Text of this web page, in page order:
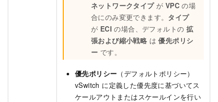
ネットワークタイプが VPC の場
合にのみ変更できます。 タイプ
が ECI の場合、デフォルトの 拡
張および縮小戦略 は優先ポリシ
ー です。
優先ポリシー （デフォルトポリシー）
vSwitch に定義した優先度に基づいてス
ケールアウトまたはスケールインを行い